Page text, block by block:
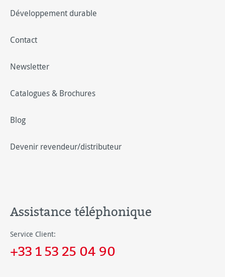
Développement durable
Contact
Newsletter
Catalogues & Brochures
Blog
Devenir revendeur/distributeur
Assistance téléphonique
Service Client:
+33 1 53 25 04 90